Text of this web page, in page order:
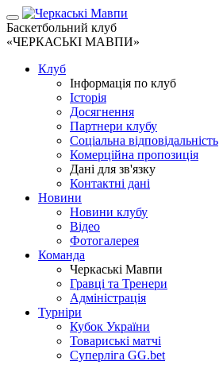
Баскетбольний клуб
«ЧЕРКАСЬКІ МАВПИ»
Клуб
Інформація по клуб
Історія
Досягнення
Партнери клубу
Соціальна відповідальність
Комерційна пропозиція
Дані для зв'язку
Контактні дані
Новини
Новини клубу
Відео
Фотогалерея
Команда
Черкаські Мавпи
Гравці та Тренери
Адміністрація
Турніри
Кубок України
Товариські матчі
Суперліга GG.bet